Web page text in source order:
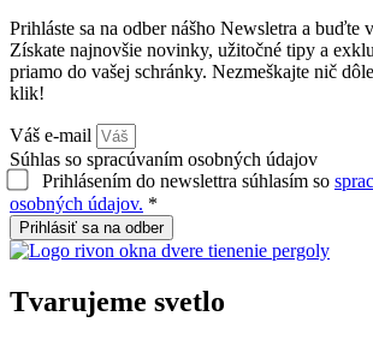
Prihláste sa na odber nášho Newsletra a buďte
Získate najnovšie novinky, užitočné tipy a
priamo do vašej schránky. Nezmeškajte nič
klik!
Váš e-mail
Súhlas so spracúvaním osobných údajov
Prihlásením do newslettra súhlasím so
osobných údajov. *
Prihlásiť sa na odber
Tvarujeme svetlo